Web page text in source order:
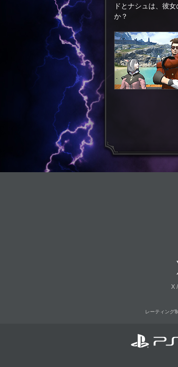
ドとナシュは、彼
か？
X /
レーティング